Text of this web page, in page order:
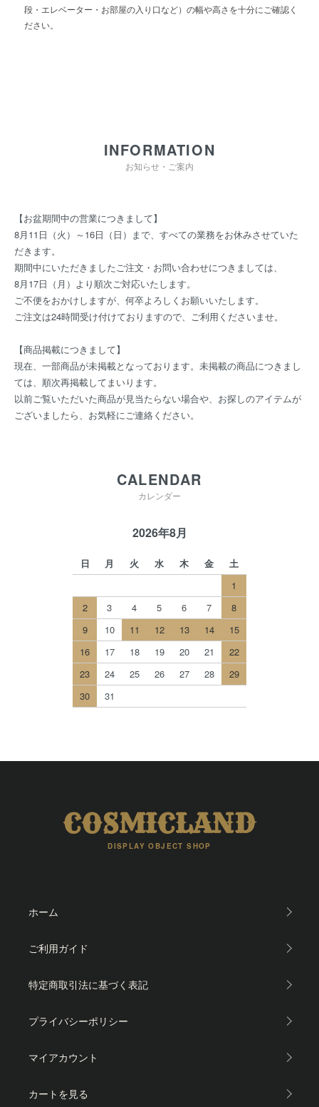
段・エレベーター・お部屋の入り口など）の幅や高さを十分にご確認く
ださい。
INFORMATION
お知らせ・ご案内
【お盆期間中の営業につきまして】
8月11日（火）～16日（日）まで、すべての業務をお休みさせていた
だきます。
期間中にいただきましたご注文・お問い合わせにつきましては、
8月17日（月）より順次ご対応いたします。
ご不便をおかけしますが、何卒よろしくお願いいたします。
ご注文は24時間受け付けておりますので、ご利用くださいませ。
【商品掲載につきまして】
現在、一部商品が未掲載となっております。未掲載の商品につきまし
ては、順次再掲載してまいります。
以前ご覧いただいた商品が見当たらない場合や、お探しのアイテムが
ございましたら、お気軽にご連絡ください。
CALENDAR
カレンダー
2026年8月
日 月 火 水 木 金
土
1
2
3 4 5 6 7
8
9
10 11 12 13 14
15
16
17 18 19 20 21
22
23
24 25 26 27 28
29
30
31
COSMICLAND
DISPLAY OBJECT SHOP
ホーム
ご利用ガイド
特定商取引法に基づく表記
プライバシーポリシー
マイアカウント
カートを見る